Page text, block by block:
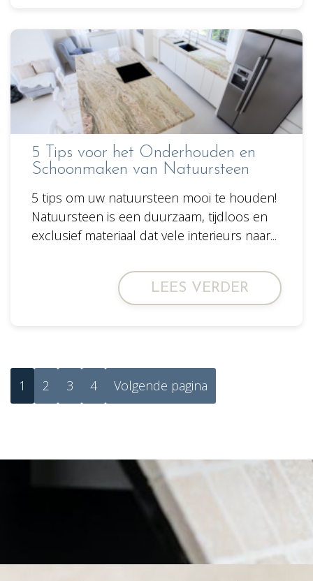
5 Tips voor het Onderhouden en
Schoonmaken van Natuursteen
5 tips om uw natuursteen mooi te houden!
Natuursteen is een duurzaam, tijdloos en
exclusief materiaal dat vele interieurs naar...
LEES VERDER
1 2 3 4 Volgende pagina